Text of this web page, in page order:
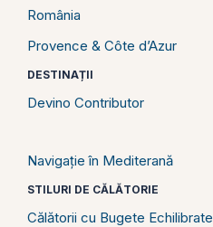
România
Provence & Côte d’Azur
DESTINAȚII
Devino Contributor
Navigație în Mediterană
STILURI DE CĂLĂTORIE
Călătorii cu Bugete Echilibrate